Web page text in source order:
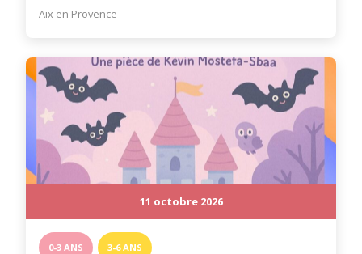
Aix en Provence
11 octobre 2026
0-3 ANS 3-6 ANS